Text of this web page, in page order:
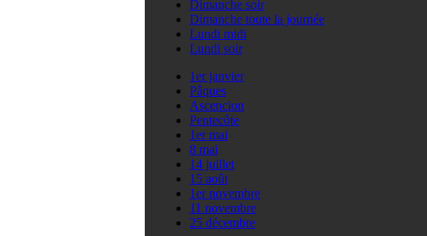
Dimanche soir
Dimanche toute la journée
Lundi midi
Lundi soir
1er janvier
Pâques
Ascencion
Pentecôte
1er mai
8 mai
14 juillet
15 août
1er novembre
11 novembre
25 décembre